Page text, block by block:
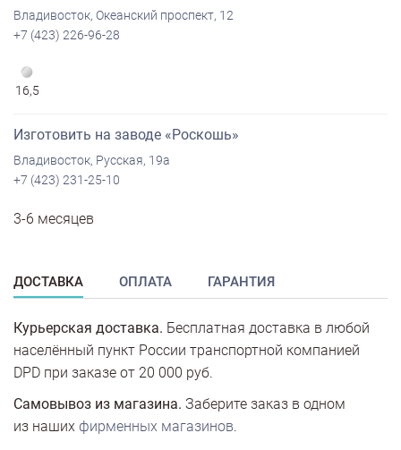
Владивосток, Океанский проспект, 12
+7 (423) 226-96-28
16,5
Изготовить на заводе «Роскошь»
Владивосток, Русская, 19а
+7 (423) 231-25-10
3-6 месяцев
ДОСТАВКА ОПЛАТА ГАРАНТИЯ
Курьерская доставка. Бесплатная доставка в любой
населённый пункт России транспортной компанией
DPD при заказе от 20 000 руб.
Самовывоз из магазина. Заберите заказ в одном
из наших фирменных магазинов.